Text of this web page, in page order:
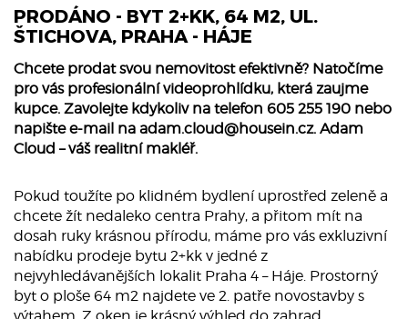
PRODÁNO - BYT 2+KK, 64 M2, UL.
ŠTICHOVA, PRAHA - HÁJE
Chcete prodat svou nemovitost efektivně? Natočíme
pro vás profesionální videoprohlídku, která zaujme
kupce. Zavolejte kdykoliv na telefon 605 255 190 nebo
napište e-mail na adam.cloud@housein.cz. Adam
Cloud – váš realitní makléř.
Pokud toužíte po klidném bydlení uprostřed zeleně a
chcete žít nedaleko centra Prahy, a přitom mít na
dosah ruky krásnou přírodu, máme pro vás exkluzivní
nabídku prodeje bytu 2+kk v jedné z
nejvyhledávanějších lokalit Praha 4 – Háje. Prostorný
byt o ploše 64 m2 najdete ve 2. patře novostavby s